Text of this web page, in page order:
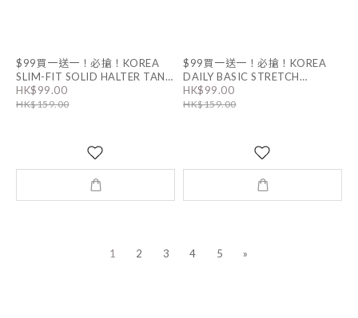
$99買一送一！必搶！KOREA
SLIM-FIT SOLID HALTER TANK
TOP｜11色
HK$99.00
HK$159.00
$99買一送一！必搶！KOREA
DAILY BASIC STRETCH
COLORED STRAP SLEEVELESS
｜8色
HK$99.00
HK$159.00
1 2 3 4 5 »